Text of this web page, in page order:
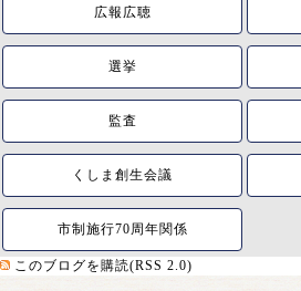
広報広聴
選挙
監査
くしま創生会議
市制施行70周年関係
このブログを購読(RSS 2.0)